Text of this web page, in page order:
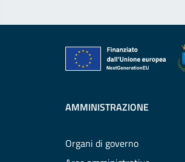
AMMINISTRAZIONE
Organi di governo